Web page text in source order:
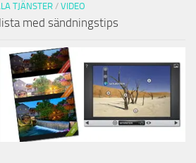
TJÄNSTER / VIDEO
med sändningstips